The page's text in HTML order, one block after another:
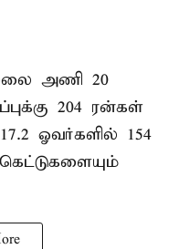
அணி 20
204 ரன்கள்
ஓவர்களில் 154